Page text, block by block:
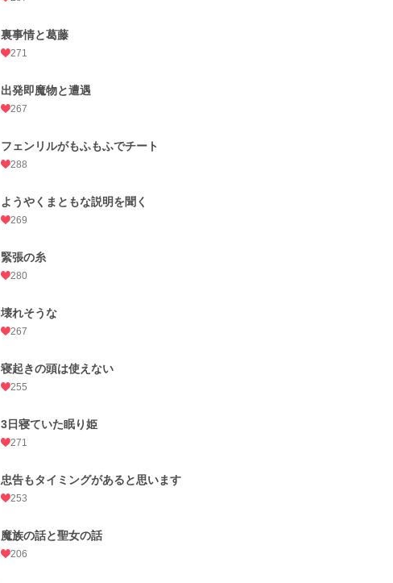
裏事情と葛藤
271
出発即魔物と遭遇
267
フェンリルがもふもふでチート
288
ようやくまともな説明を聞く
269
緊張の糸
280
壊れそうな
267
寝起きの頭は使えない
255
3日寝ていた眠り姫
271
忠告もタイミングがあると思います
253
魔族の話と聖女の話
206